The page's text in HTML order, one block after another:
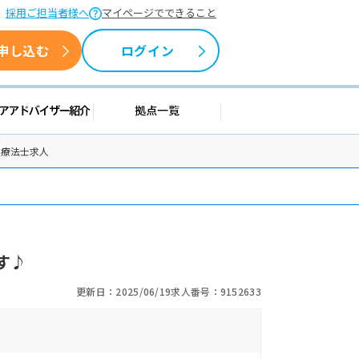
採用ご担当者様へ マイページでできること
し込む ログイン
情報 キャリアアドバイザー紹介拠点一覧
法士求人
♪
更新日：2025/06/19求人番号：9152633